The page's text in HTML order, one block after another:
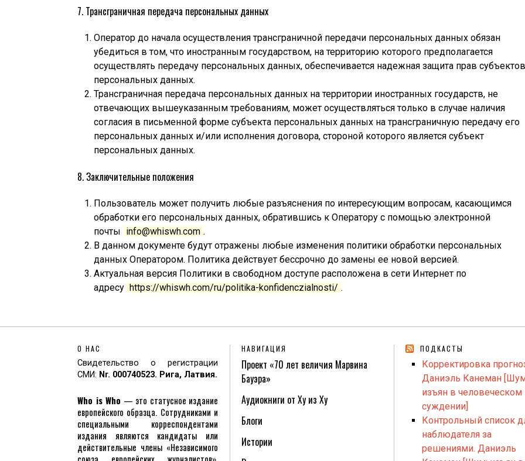
7. Трансграничная передача персональных данных
Оператор до начала осуществления трансграничной передачи персональных данных обязан
убедиться в том, что иностранным государством, на территорию которого предполагается
осуществлять передачу персональных данных, обеспечивается надежная защита прав субъектов
персональных данных.
Трансграничная передача персональных данных на территории иностранных государств, не
отвечающих вышеуказанным требованиям, может осуществляться только в случае наличия
согласия в письменной форме субъекта персональных данных на трансграничную передачу его
персональных данных и/или исполнения договора, стороной которого является субъект
персональных данных.
8. Заключительные положения
Пользователь может получить любые разъяснения по интересующим вопросам, касающимся
обработки его персональных данных, обратившись к Оператору с помощью электронной
почты info@whiswh.com .
В данном документе будут отражены любые изменения политики обработки персональных
данных Оператором. Политика действует бессрочно до замены ее новой версией.
Актуальная версия Политики в свободном доступе расположена в сети Интернет по
адресу https://whiswh.com/ru/politika-konfidenczialnosti/ .
О НАС
Свидетельство о регистрации
СМИ: Nr. 000740523. Рига, Латвия.
Who is Who — это статусное издание
европейского образца. Сотрудниками и
специальными корреспондентами
издания являются кандидаты или
действительные члены «Независимого
НАВИГАЦИЯ
Проект «70 лет величия Марвина
Бауэра»
Аудиокниги от Ху из Ху
Блоги
Истории
ПОДКАСТЫ
Корректировка
Даниэль Канеман
изъян в человеческом
суждении]
Контрольный список
наблюдателя за
решениями. Даниэль